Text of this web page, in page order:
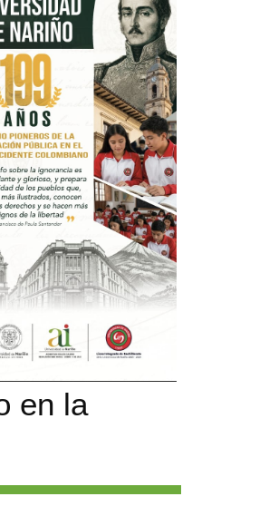
en la